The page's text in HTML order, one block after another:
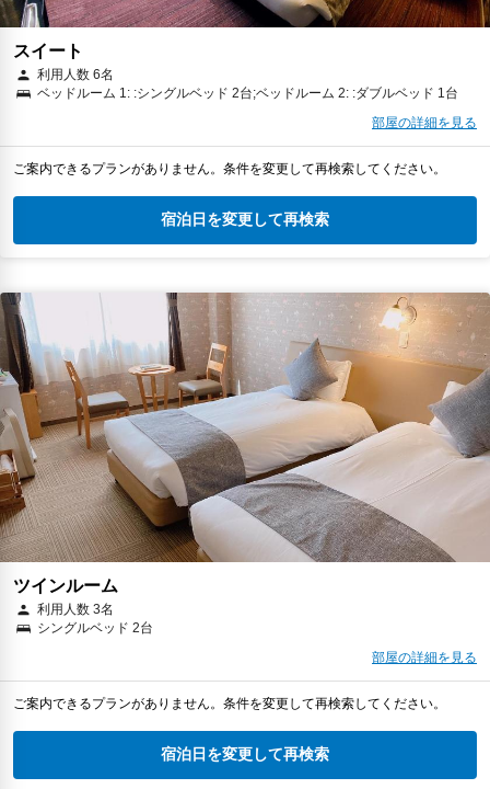
スイート
利用人数 6名
ベッドルーム 1: :シングルベッド 2台;ベッドルーム 2: :ダブルベッド 1台
部屋の詳細を見る
ご案内できるプランがありません。条件を変更して再検索してください。
宿泊日を変更して再検索
ツインルーム
利用人数 3名
シングルベッド 2台
部屋の詳細を見る
ご案内できるプランがありません。条件を変更して再検索してください。
宿泊日を変更して再検索